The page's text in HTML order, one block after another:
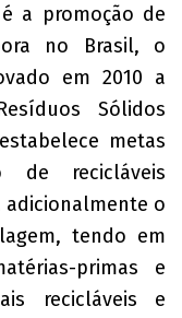
a promoção de
no Brasil, o
em 2010 a
Sólidos
metas
de recicláveis
adicionalmente o
tendo em
primas e
recicláveis e